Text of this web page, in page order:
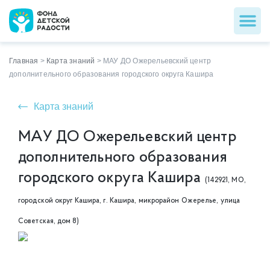
Главная > Карта знаний > МАУ ДО Ожерельевский центр
дополнительного образования городского округа Кашира
Карта знаний
МАУ ДО Ожерельевский центр
дополнительного образования
городского округа Кашира
(142921, МО,
городской округ Кашира, г. Кашира, микрорайон Ожерелье, улица
Советская, дом 8)